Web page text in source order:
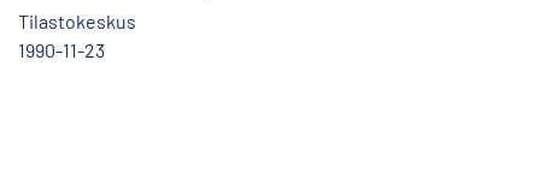
Tilastokeskus
1990-11-23